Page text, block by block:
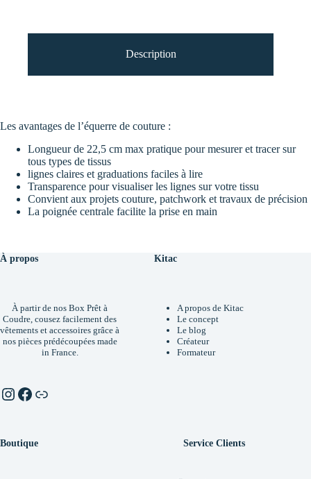
e
Description
Les avantages de l’équerre de couture :
Longueur de 22,5 cm max pratique pour mesurer et tracer sur
tous types de tissus
lignes claires et graduations faciles à lire
Transparence pour visualiser les lignes sur votre tissu
Convient aux projets couture, patchwork et travaux de précision
La poignée centrale facilite la prise en main
À propos
À partir de nos Box Prêt à
Coudre, cousez facilement des
vêtements et accessoires grâce à
nos pièces prédécoupées made
in France.
Instagram
Facebook
Linktr.ee
Kitac
A propos de Kitac
Le concept
Le blog
Créateur
Formateur
Boutique Service Clients